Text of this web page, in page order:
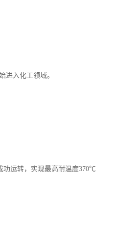
进入化工领域。
功运转，实现最高耐温度370℃